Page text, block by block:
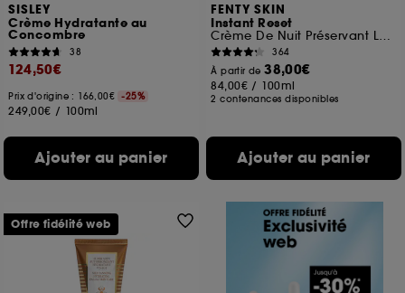
SISLEY
Crème Hydratante au
Concombre
38
124,50€
Prix d'origine : 166,00€ -25%
249,00€ / 100ml
Ajouter au panier
FENTY SKIN
Instant Reset
Crème De Nuit Préservant La Peau
364
À partir de38,00€
84,00€ / 100ml
2 contenances disponibles
Ajouter au panier
Offre fidélité web